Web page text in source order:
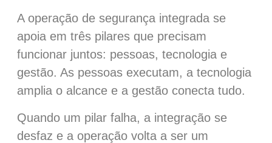
A operação de segurança integrada se
apoia em três pilares que precisam
funcionar juntos: pessoas, tecnologia e
gestão. As pessoas executam, a tecnologia
amplia o alcance e a gestão conecta tudo.
Quando um pilar falha, a integração se
desfaz e a operação volta a ser um